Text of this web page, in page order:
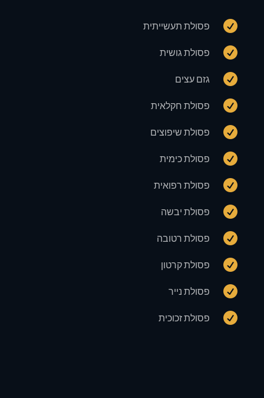
 פסולת תעשייתית
 פסולת גושית
 גזם עצים
 פסולת חקלאית
 פסולת שיפוצים
 פסולת כימית
 פסולת רפואית
 פסולת יבשה
 פסולת רטובה
 פסולת קרטון
 פסולת נייר
 פסולת זכוכית